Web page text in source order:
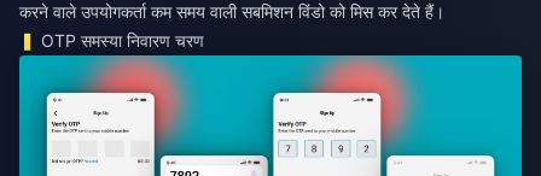
करने वाले उपयोगकर्ता कम समय वाली सबमिशन विंडो को मिस कर देते हैं।
OTP समस्या निवारण चरण